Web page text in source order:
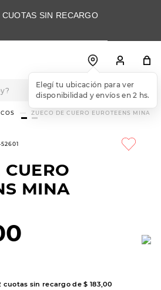
CUOTAS SIN RECARGO
Elegí tu ubicación para ver
disponibilidad y envíos en 2 hs.
ZUECO DE CUERO EUROTEENS MINA
MINA
cuotas sin recargo de$ 183 ,00
TÉRMINOS MÁS
BUSCADOS
3 .
skechers slip-ins
8.
hitec